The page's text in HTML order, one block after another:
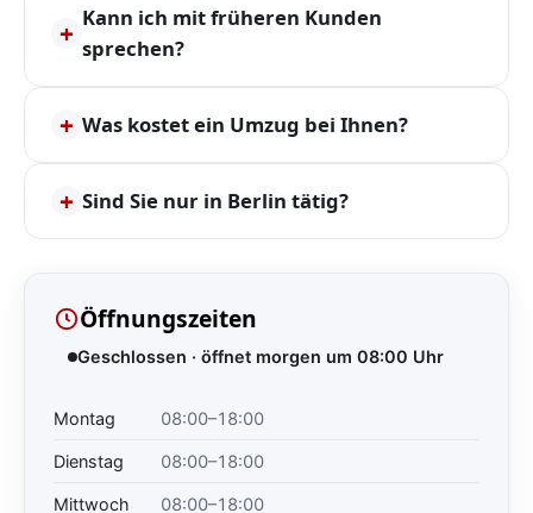
+ Kann ich mit früheren Kunden
sprechen?
+ Was kostet ein Umzug bei Ihnen?
+ Sind Sie nur in Berlin tätig?
Öffnungszeiten
Geschlossen · öffnet morgen um 08:00 Uhr
Montag 08:00–18:00
Dienstag 08:00–18:00
Mittwoch 08:00–18:00